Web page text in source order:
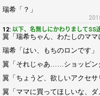
瑞希「？」
12: 以下、名無しにかわりましてSS
翼「瑞希ちゃん、わたしのママ
瑞希「はい、もちのロンです」
翼「それじゃあ……ショッピン
翼「ちょうど、欲しいアクセサ
翼「ママに買ってほしいな、ダ